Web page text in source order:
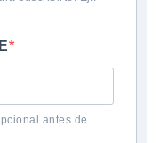
antes de